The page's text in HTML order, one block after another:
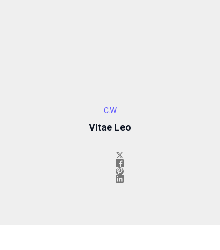
C.W
Vitae Leo